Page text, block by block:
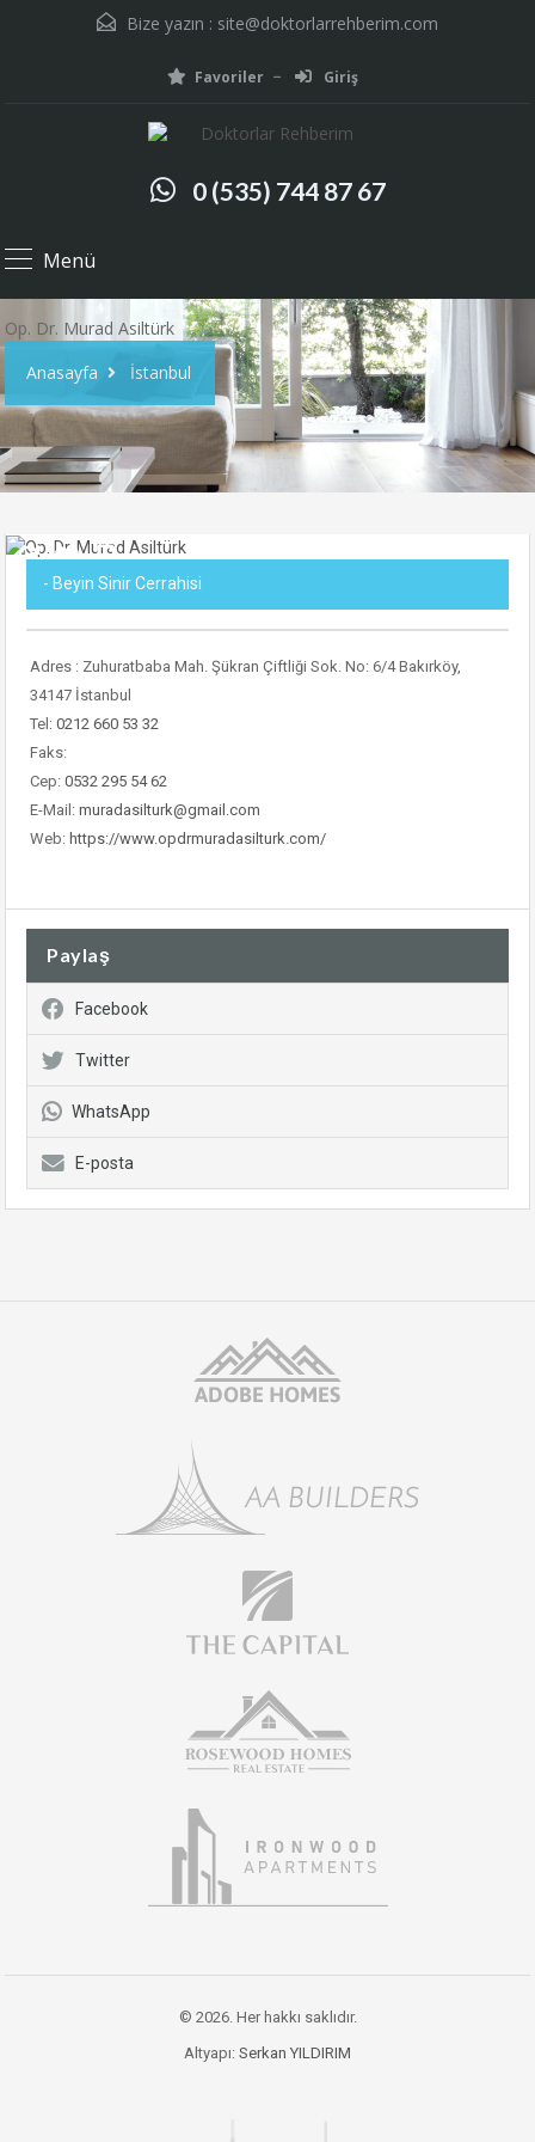
Bize yazın : site@doktorlarrehberim.com
Favoriler Giriş
0 (535) 744 87 67
Menü
Op. Dr. Murad Asiltürk
Anasayfa
İstanbul
- Beyin Sinir Cerrahisi
Adres : Zuhuratbaba Mah. Şükran Çiftliği Sok. No: 6/4 Bakırköy,
34147 İstanbul
Tel: 0212 660 53 32
Faks:
Cep: 0532 295 54 62
E-Mail: muradasilturk@gmail.com
Web: https://www.opdrmuradasilturk.com/
Paylaş
Facebook
Twitter
WhatsApp
E-posta
© 2026. Her hakkı saklıdır.
Altyapı: Serkan YILDIRIM